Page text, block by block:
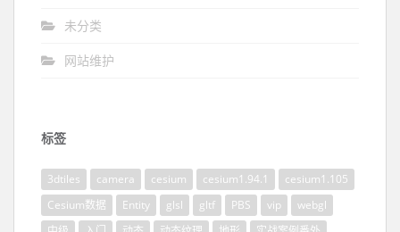
未分类
网站维护
标签
3dtiles camera cesium cesium1.94.1
cesium1.105
Cesium数据
Entity glsl gltf PBS vip
webgl